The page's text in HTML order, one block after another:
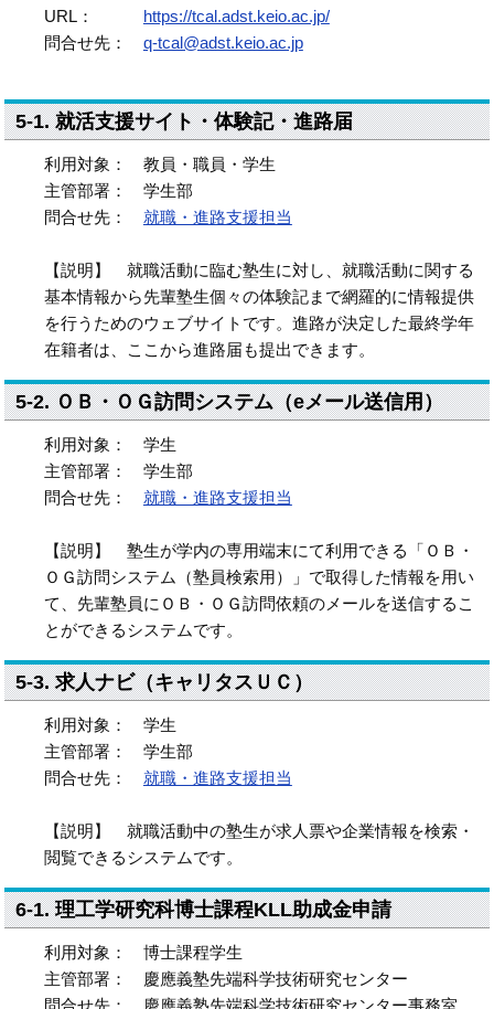
URL： https://tcal.adst.keio.ac.jp/
問合せ先： q-tcal@adst.keio.ac.jp
5-1. 就活支援サイト・体験記・進路届
利用対象： 教員・職員・学生
主管部署： 学生部
問合せ先： 就職・進路支援担当
【説明】 就職活動に臨む塾生に対し、就職活動に関する
基本情報から先輩塾生個々の体験記まで網羅的に情報提供
を行うためのウェブサイトです。進路が決定した最終学年
在籍者は、ここから進路届も提出できます。
5-2. ＯＢ・ＯＧ訪問システム（eメール送信用）
利用対象： 学生
主管部署： 学生部
問合せ先： 就職・進路支援担当
【説明】 塾生が学内の専用端末にて利用できる「ＯＢ・
ＯＧ訪問システム（塾員検索用）」で取得した情報を用い
て、先輩塾員にＯＢ・ＯＧ訪問依頼のメールを送信するこ
とができるシステムです。
5-3. 求人ナビ（キャリタスＵＣ）
利用対象： 学生
主管部署： 学生部
問合せ先： 就職・進路支援担当
【説明】 就職活動中の塾生が求人票や企業情報を検索・
閲覧できるシステムです。
6-1. 理工学研究科博士課程KLL助成金申請
利用対象： 博士課程学生
主管部署： 慶應義塾先端科学技術研究センター
問合せ先： 慶應義塾先端科学技術研究センター事務室